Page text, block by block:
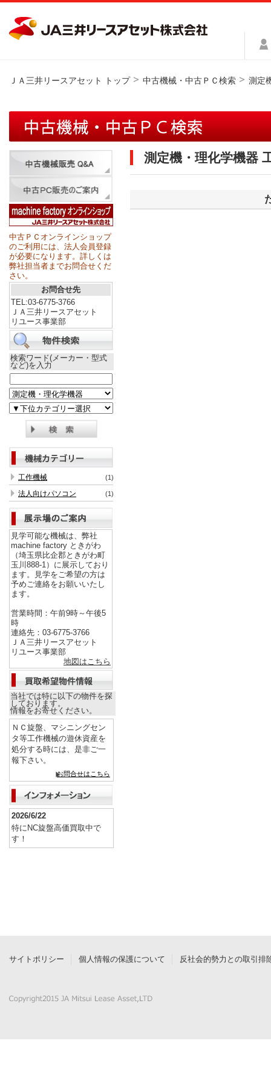
ＪＡ三井リースアセット トップ 中古機械・中古ＰＣ検索 測定
中古ＰＣオンラインショップ
のご利用には、法人会員登録
が必要になります。詳しくは
弊社担当者までお問合せくだ
さい。
お問合せ先
TEL:03-6775-3766
ＪＡ三井リースアセット
リユース事業部
検索ワード(メーカー・型式
など)を入力
工作機械 (1)
法人向けパソコン (1)
見学可能な機械は、弊社
machine factory ときがわ
（埼玉県比企郡ときがわ町
玉川888-1）に展示しており
ます。見学をご希望の方は
予めご連絡をお願いいたし
ます。
営業時間：午前9時～午後5
時
連絡先：03-6775-3766
ＪＡ三井リースアセット
リユース事業部
地図はこちら
当社では特に以下の物件を探
しております。
情報をお寄せください。
ＮＣ旋盤、マシニングセン
タ等工作機械の遊休資産を
処分する時には、是非ご一
報下さい。
お問合せはこちら
2026/6/22
特にNC旋盤高価買取中で
す！
測定機・理化学機器
サイトポリシー 個人情報の保護について 反社会的勢力との取引排